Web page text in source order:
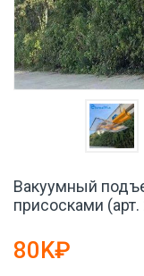
Вакуумный
присосками
80K₽